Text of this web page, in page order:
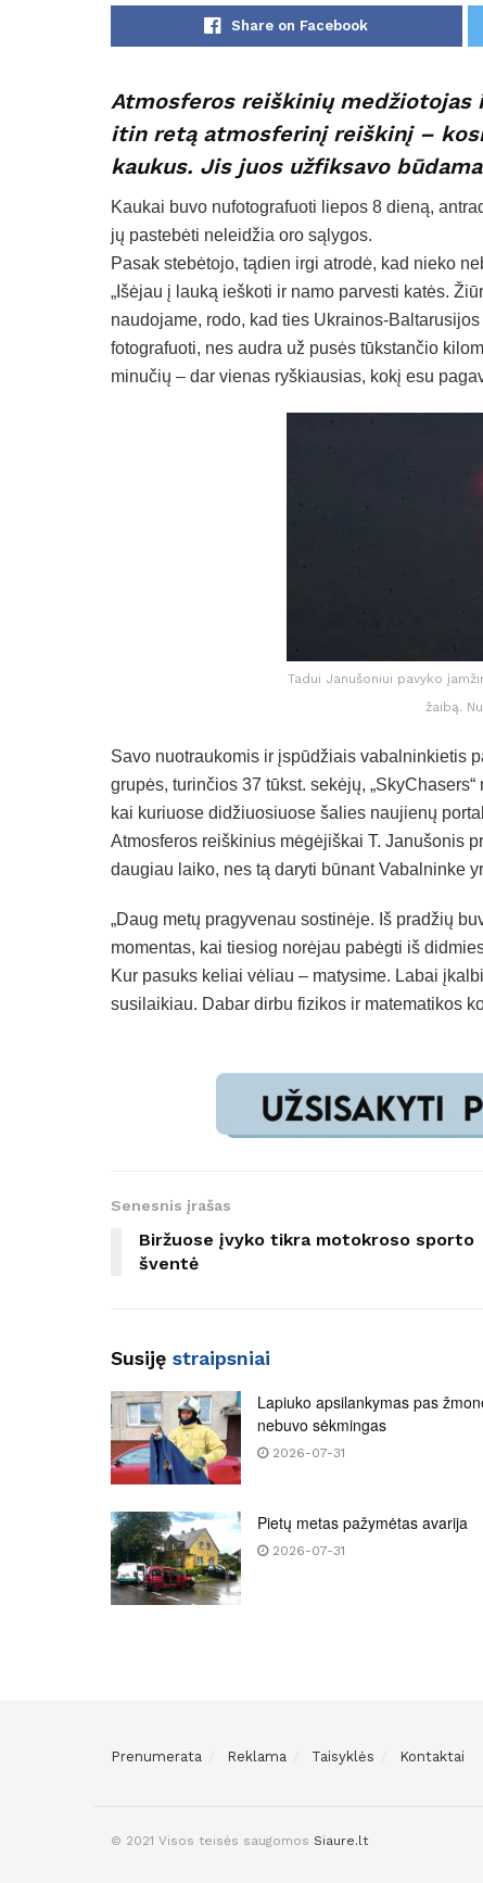
Share on Facebook
Atmosferos reiškinių medžiotojas
itin retą atmosferinį reiškinį –
kaukus. Jis juos užfiksavo
Kaukai buvo nufotografuoti liepos 8 dieną,
jų pastebėti neleidžia oro sąlygos.
Pasak stebėtojo, tądien irgi atrodė, kad nieko
„Išėjau į lauką ieškoti ir namo parvesti katės.
naudojame, rodo, kad ties Ukrainos-
fotografuoti, nes audra už pusės tūkstančio
minučių – dar vienas ryškiausias, kokį esu
Tadui Janušoniui pavyko
žaibą.
Savo nuotraukomis ir įspūdžiais vabalninkietis
grupės, turinčios 37 tūkst. sekėjų,
kai kuriuose didžiuosiuose šalies naujienų
Atmosferos reiškinius mėgėjiškai T. Janušonis
daugiau laiko, nes tą daryti būnant Vabalninke
„Daug metų pragyvenau sostinėje. Iš pradžių
momentas, kai tiesiog norėjau pabėgti iš
Kur pasuks keliai vėliau – matysime. Labai
susilaikiau. Dabar dirbu fizikos ir matematikos
Senesnis įrašas
Biržuose įvyko tikra motokroso sporto
šventė
Susiję straipsniai
Lapiuko apsilankymas pas
nebuvo sėkmingas
2026-07-31
Pietų metas pažymėtas avarija
2026-07-31
Prenumerata Reklama Taisyklės Kontaktai
© 2021 Visos teisės saugomos Siaure.lt